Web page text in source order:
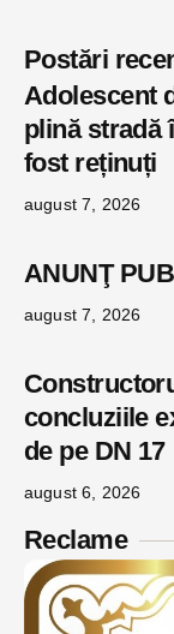
Postări
Adolescent
plină stradă
fost reținuți
august 7, 2026
ANUNŢ
august 7, 2026
concluziile
de pe DN 17
august 6, 2026
Reclame